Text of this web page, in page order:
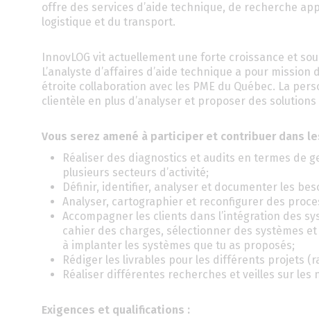
offre des services d’aide technique, de recherche
logistique et du transport.
InnovLOG vit actuellement une forte croissance et
L’analyste d’affaires d’aide technique a pour
étroite collaboration avec les PME du Québec. La
clientèle en plus d’analyser et proposer des
Vous serez amené à participer et contribuer dans
Réaliser des diagnostics et audits en termes de
plusieurs secteurs d’activité;
Définir, identifier, analyser et documenter les
Analyser, cartographier et reconfigurer des
Accompagner les clients dans l’intégration des
cahier des charges, sélectionner des systèmes
à implanter les systèmes que tu as proposés;
Rédiger les livrables pour les différents projets
Réaliser différentes recherches et veilles sur les
Exigences et qualifications :